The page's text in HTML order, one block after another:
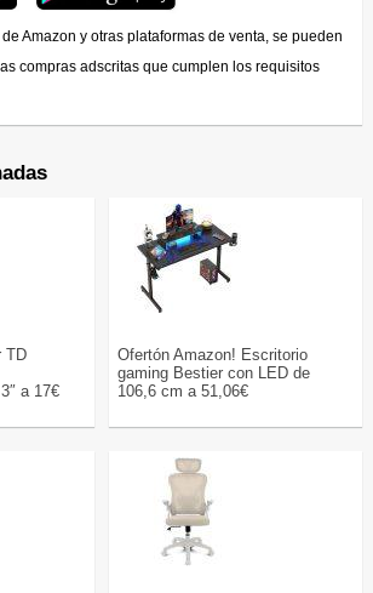
Amazon y otras plataformas de venta, se pueden
compras adscritas que cumplen los requisitos
TD
a 17€
Ofertón Amazon! Escritorio
gaming Bestier con LED de
106,6 cm a 51,06€